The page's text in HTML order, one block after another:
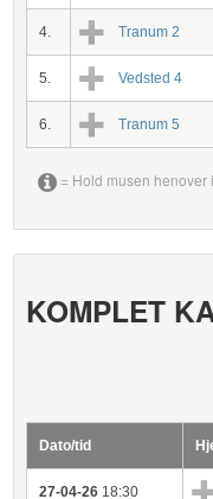
4. Tranum 2
5. Vedsted 4
6. Tranum 5
= Hold musen
KOMPLET
Dato/tid
27-04-26 18:30